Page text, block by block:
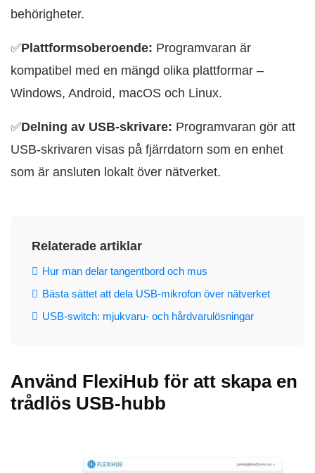
behörigheter.
✅Plattformsoberoende: Programvaran är
kompatibel med en mängd olika plattformar –
Windows, Android, macOS och Linux.
✅Delning av USB-skrivare: Programvaran gör att
USB-skrivaren visas på fjärrdatorn som en enhet
som är ansluten lokalt över nätverket.
Relaterade artiklar
Hur man delar tangentbord och mus
Bästa sättet att dela USB-mikrofon över nätverket
USB-switch: mjukvaru- och hårdvarulösningar
Använd FlexiHub för att skapa en
trådlös USB-hubb